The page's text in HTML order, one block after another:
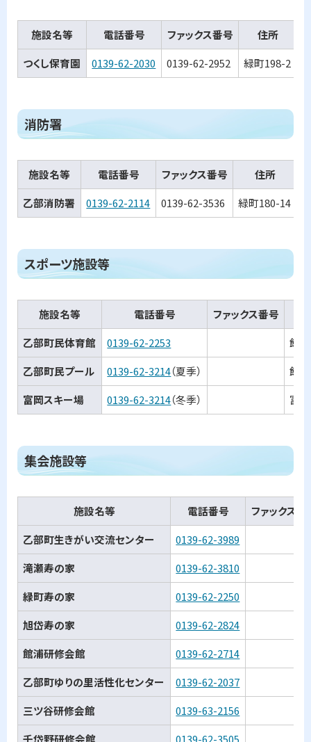
戻
施設名等 電話番号 ファックス番号
住所
つくし保育園
0139-62-2030 0139-62-2952 緑町198-2
ト
ッ
戻
る
消防署
施設名等 電話番号 ファックス番号
住所
乙部消防署
0139-62-2114 0139-62-3536 緑町180-14
ト
ッ
戻
る
スポーツ施設等
施設名等 電話番号
ファックス番号
乙部町民体育館
0139-62-2253
館
乙部町民プール
0139-62-3214（夏季）
館
富岡スキー場
0139-62-3214（冬季） 富
ト
ッ
戻
る
集会施設等
施設名等 電話番号
ファックス番
乙部町生きがい交流センター
0139-62-3989
滝瀬寿の家
0139-62-3810
緑町寿の家
0139-62-2250
旭岱寿の家
0139-62-2824
館浦研修会館
0139-62-2714
乙部町ゆりの里活性化センター
0139-62-2037
三ツ谷研修会館
0139-63-2156
千岱野研修会館
0139-62-3505